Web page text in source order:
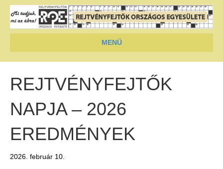
MENÜ
REJTVÉNYFEJTŐK
NAPJA – 2026
EREDMÉNYEK
2026. február 10.